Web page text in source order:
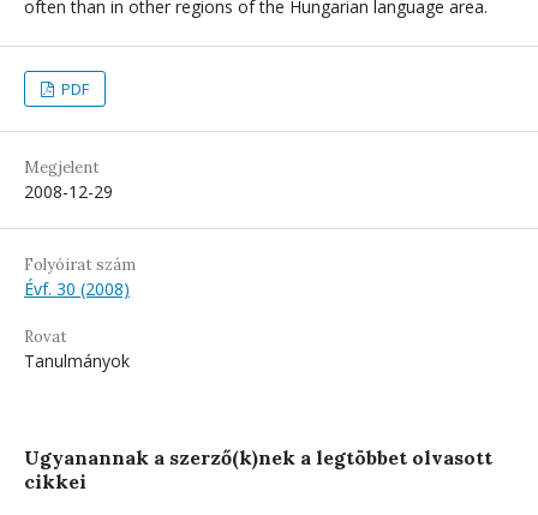
often than in other regions of the Hungarian language area.
PDF
Megjelent
2008-12-29
Folyóirat szám
Évf. 30 (2008)
Rovat
Tanulmányok
Ugyanannak a szerző(k)nek a legtöbbet olvasott
cikkei